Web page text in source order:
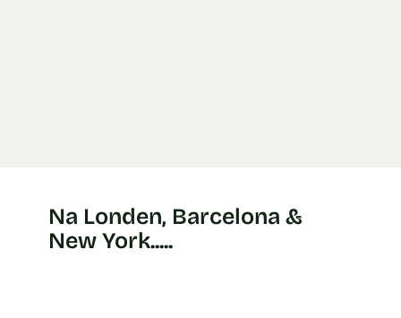
Na Londen, Barcelona &
New York.....